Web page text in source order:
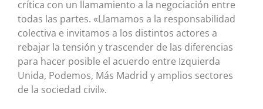
crítica con un llamamiento a la negociación entre
todas las partes. «Llamamos a la responsabilidad
colectiva e invitamos a los distintos actores a
rebajar la tensión y trascender de las diferencias
para hacer posible el acuerdo entre Izquierda
Unida, Podemos, Más Madrid y amplios sectores
de la sociedad civil».